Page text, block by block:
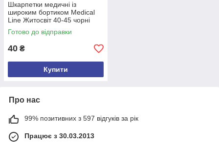
Шкарпетки медичні із
широким бортиком Medical
Line Житосвіт 40-45 чорні
Готово до відправки
40 ₴
Купити
Про нас
99% позитивних з 597 відгуків за рік
Працює з 30.03.2013